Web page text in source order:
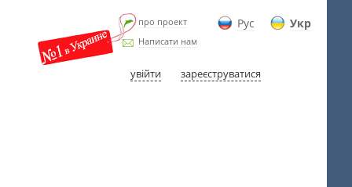
Рус Укр
про проект
Написати нам
увійти зареєструватися